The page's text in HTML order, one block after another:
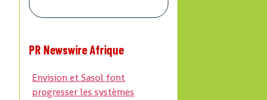
PR Newswire Afrique
Envision et Sasol font
progresser les systèmes